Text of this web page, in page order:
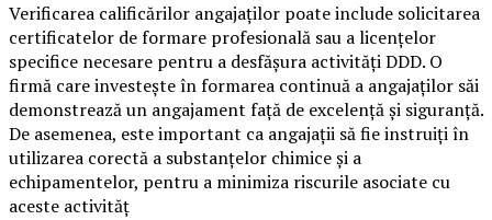
Verificarea calificărilor angajaților poate include solicitarea
certificatelor de formare profesională sau a licențelor
specifice necesare pentru a desfășura activități DDD. O
firmă care investește în formarea continuă a angajaților săi
demonstrează un angajament față de excelență și siguranță.
De asemenea, este important ca angajații să fie instruiți în
utilizarea corectă a substanțelor chimice și a
echipamentelor, pentru a minimiza riscurile asociate cu
aceste activităț